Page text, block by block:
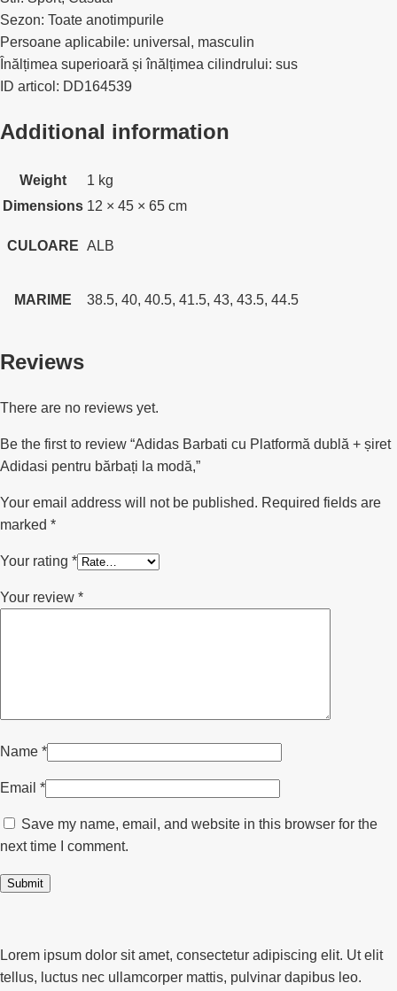
Sezon: Toate anotimpurile
Persoane aplicabile: universal, masculin
Înălțimea superioară și înălțimea cilindrului: sus
ID articol: DD164539
Additional information
Weight
1 kg
Dimensions 12 × 45 × 65 cm
CULOARE ALB
MARIME 38.5, 40, 40.5, 41.5, 43, 43.5, 44.5
Reviews
There are no reviews yet.
Be the first to review “Adidas Barbati cu Platformă dublă + șiret
Adidasi pentru bărbați la modă,”
Your email address will not be published. Required fields are
marked *
Your rating *
Your review *
Name *
Email *
Save my name, email, and website in this browser for the
next time I comment.
Lorem ipsum dolor sit amet, consectetur adipiscing elit. Ut elit
tellus, luctus nec ullamcorper mattis, pulvinar dapibus leo.